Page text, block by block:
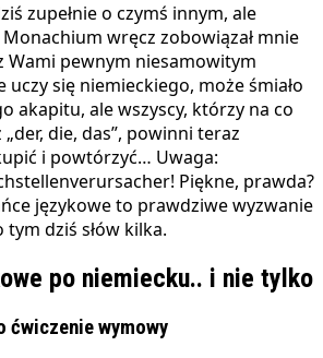
wręcz zobowiązał mnie
Wami pewnym niesamowitym
uczy się niemieckiego, może śmiało
akapitu, ale wszyscy, którzy na co
die, das”, powinni teraz
i powtórzyć… Uwaga:
Piękne, prawda?
językowe to prawdziwe wyzwanie
tym dziś słów kilka.
po niemiecku.. i nie tylko
ćwiczenie wymowy